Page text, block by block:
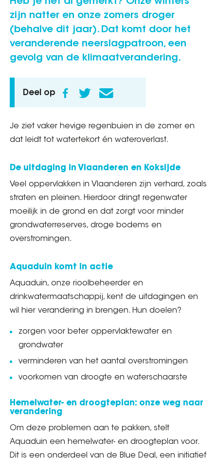
zijn natter en onze zomers droger
(behalve dit jaar). Dat komt door het
veranderende neerslagpatroon, een
gevolg van de klimaatverandering.
Deel op
Je ziet vaker hevige regenbuien in de zomer en
dat leidt tot watertekort én wateroverlast.
De uitdaging in Vlaanderen en Koksijde
Veel oppervlakken in Vlaanderen zijn verhard, zoals
straten en pleinen. Hierdoor dringt regenwater
moeilijk in de grond en dat zorgt voor minder
grondwaterreserves, droge bodems en
overstromingen.
Aquaduin komt in actie
Aquaduin, onze rioolbeheerder en
drinkwatermaatschappij, kent de uitdagingen en
wil hier verandering in brengen. Hun doelen?
zorgen voor beter oppervlaktewater en
grondwater
verminderen van het aantal overstromingen
voorkomen van droogte en waterschaarste
Hemelwater- en droogteplan: onze weg naar
verandering
Om deze problemen aan te pakken, stelt
Aquaduin een hemelwater- en droogteplan voor.
Dit is een onderdeel van de Blue Deal, een initiatief